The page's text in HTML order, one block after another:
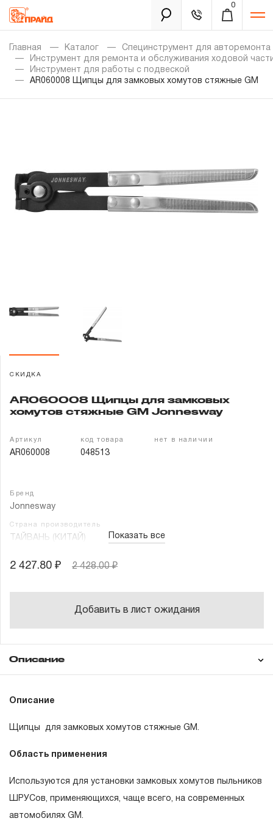
0
Каталог
Золотая лихорадка
Уцененный товар
О нас
Доставка и оплата
Партнерам
Забыли пароль?
Главная Каталог
Специнструмент для авторемонта
Инструмент для ремонта и обслуживания ходовой
Инструмент для работы с подвеской
AR060008 Щипцы для замковых хомутов стяжные GM
СКИДКА
AR060008 Щипцы для замковых
хомутов стяжные GM Jonnesway
Артикул
AR060008
код товара
048513
нет в наличии
Бренд
Jonnesway
Страна производитель
ТАЙВАНЬ (КИТАЙ) Показать все
2 427.80 ₽ 2 428.00 ₽
Добавить в лист ожидания
Описание
Описание
Щипцы для замковых хомутов стяжные GM.
Область применения
Используются для установки замковых хомутов пыльников
ШРУСов, применяющихся, чаще всего, на современных
автомобилях GM.